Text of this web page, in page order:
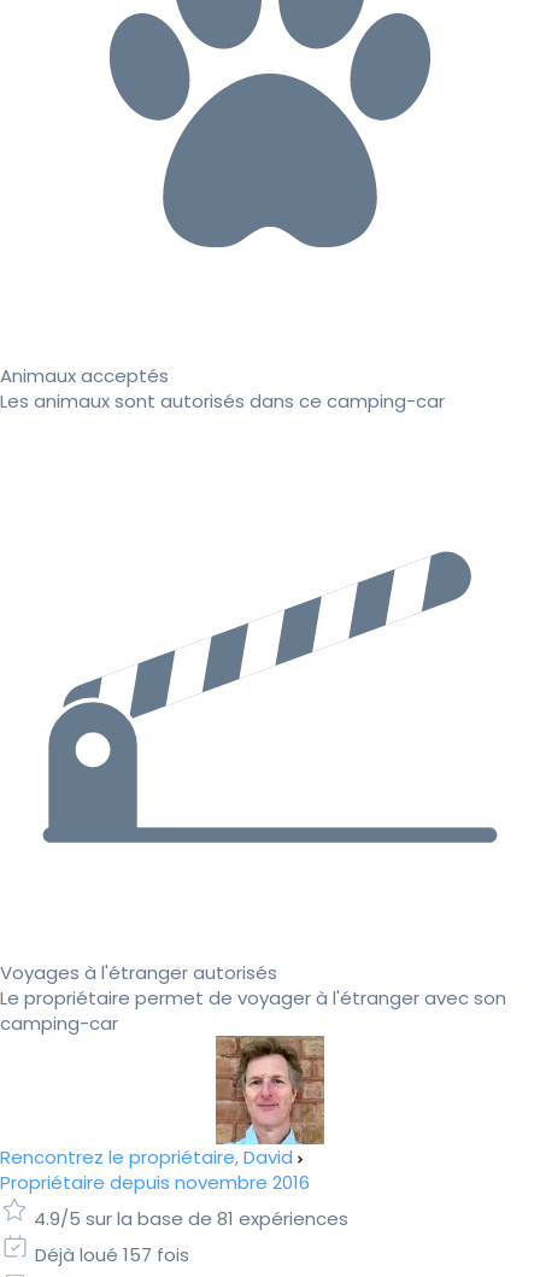
Animaux acceptés
Les animaux sont autorisés dans ce camping-car
Voyages à l'étranger autorisés
Le propriétaire permet de voyager à l'étranger avec son
camping-car
Rencontrez le propriétaire, David
Propriétaire depuis novembre 2016
4.9/5 sur la base de 81 expériences
Déjà loué 157 fois